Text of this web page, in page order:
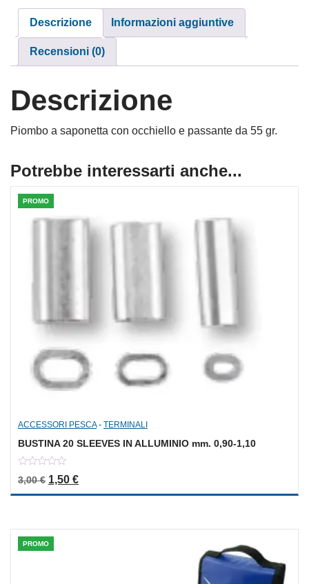
Descrizione Informazioni aggiuntive
Recensioni (0)
Descrizione
Piombo a saponetta con occhiello e passante da 55 gr.
Potrebbe interessarti anche...
PROMO
ACCESSORI PESCA- TERMINALI
BUSTINA 20 SLEEVES IN ALLUMINIO mm. 0,90-1,10
out
of
3,00€ Il prezzo originale era: 3,00 €.
1,50 €Il prezzo attuale è: 1,50 €.
PROMO